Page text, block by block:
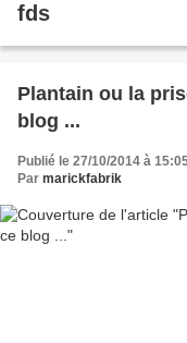
fds
Plantain ou la
blog ...
Publié le 27/10/2014 à
Par marickfabrik